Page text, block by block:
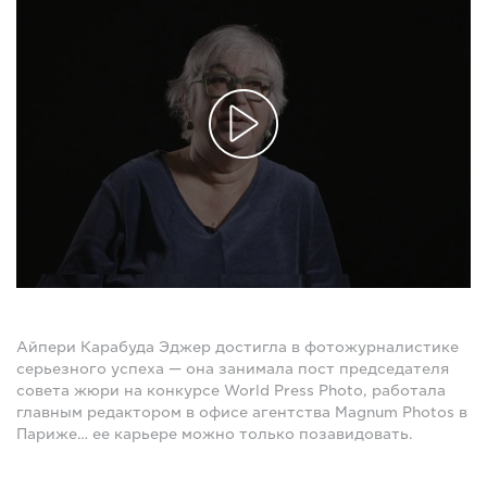
Айпери Карабуда Эджер достигла в фотожурналистике
серьезного успеха — она занимала пост председателя
совета жюри на конкурсе World Press Photo, работала
главным редактором в офисе агентства Magnum Photos в
Париже… ее карьере можно только позавидовать.